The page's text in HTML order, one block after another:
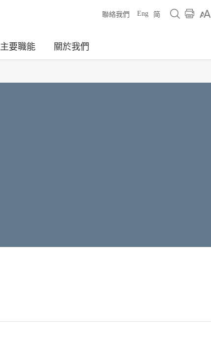
聯絡我們 Eng 简
主要職能 關於我們